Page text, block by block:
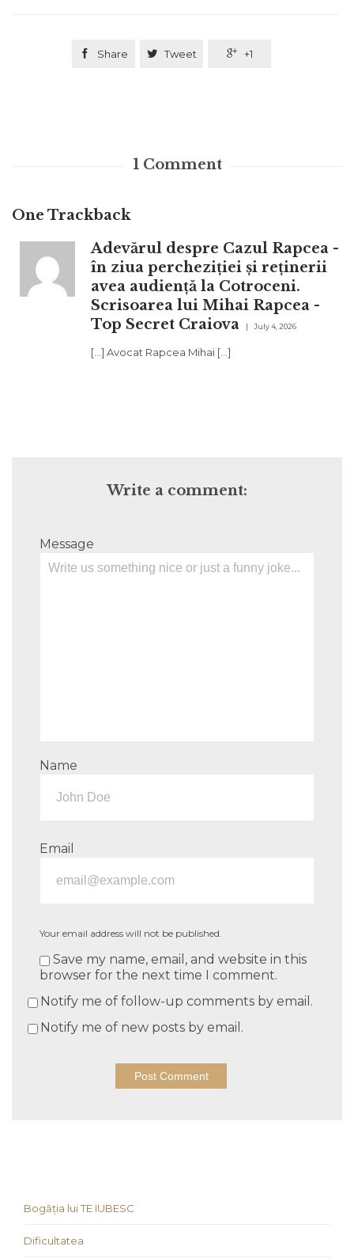
 Share  Tweet  +1
1 Comment
One Trackback
Adevărul despre Cazul Rapcea -
în ziua percheziției și reținerii
avea audiență la Cotroceni.
Scrisoarea lui Mihai Rapcea -
Top Secret Craiova
July 4, 2026
[…] Avocat Rapcea Mihai […]
Write a comment:
Message
Name
Email
Your email address will not be published.
Save my name, email, and website in this
browser for the next time I comment.
Notify me of follow-up comments by email.
Notify me of new posts by email.
Bogăția lui TE IUBESC
Dificultatea